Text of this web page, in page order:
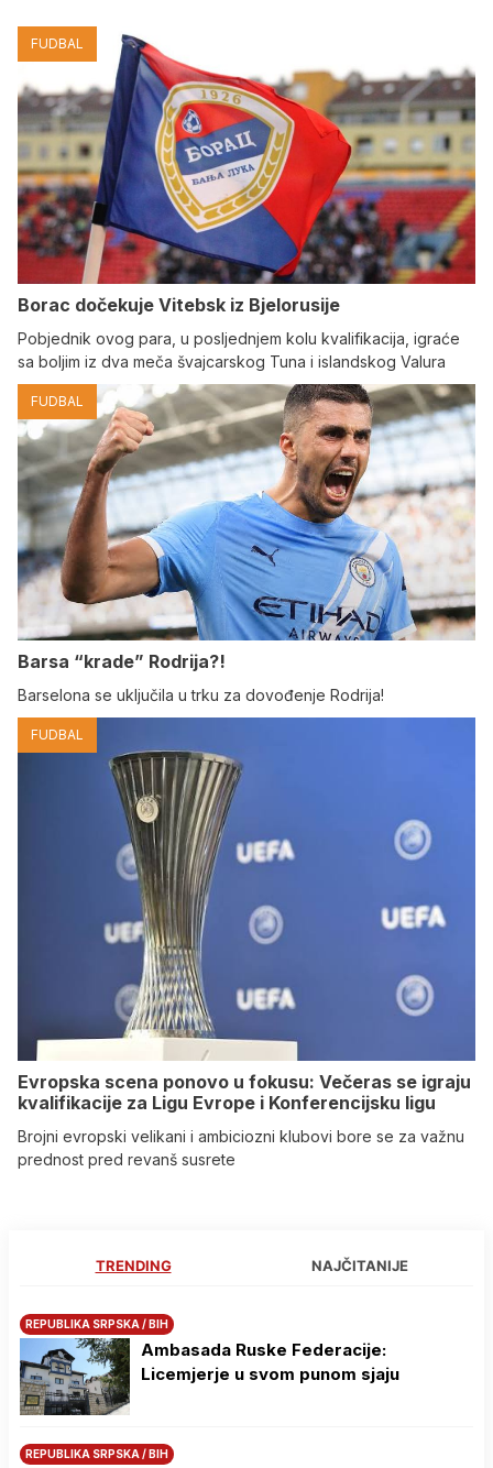
FUDBAL
Borac dočekuje Vitebsk iz Bjelorusije
Pobjednik ovog para, u posljednjem kolu kvalifikacija, igraće
sa boljim iz dva meča švajcarskog Tuna i islandskog Valura
FUDBAL
Barsa “krade” Rodrija?!
Barselona se uključila u trku za dovođenje Rodrija!
FUDBAL
Evropska scena ponovo u fokusu: Večeras se igraju
kvalifikacije za Ligu Evrope i Konferencijsku ligu
Brojni evropski velikani i ambiciozni klubovi bore se za važnu
prednost pred revanš susrete
TRENDING NAJČITANIJE
REPUBLIKA SRPSKA / BIH
Ambasada Ruske Federacije:
Licemjerje u svom punom sjaju
REPUBLIKA SRPSKA / BIH